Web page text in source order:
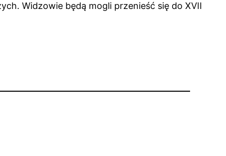
Widzowie będą mogli przenieść się do XVII